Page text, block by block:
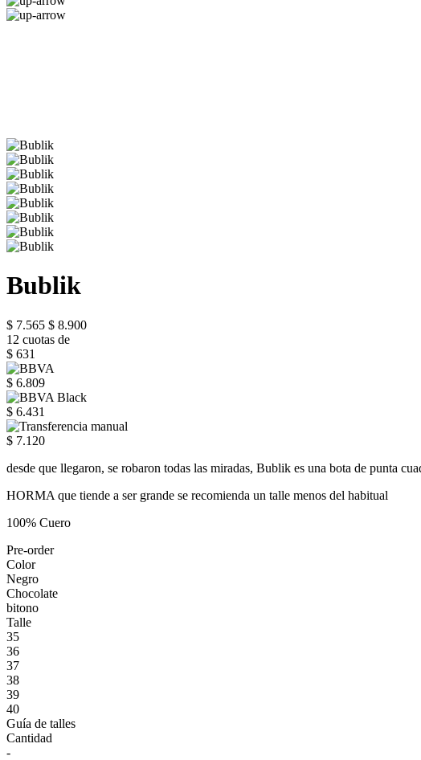
Bublik
$ 7.565 $ 8.900
12 cuotas de
$ 631
$ 6.809
$ 6.431
$ 7.120
desde que llegaron, se robaron todas las miradas, Bublik es una bota de punta
HORMA que tiende a ser grande se recomienda un talle menos del habitual
100% Cuero
Pre-order
Color
Negro
Chocolate
bitono
Talle
35
36
37
38
39
40
Guía de talles
Cantidad
-